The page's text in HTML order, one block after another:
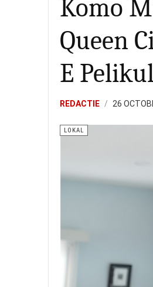
Komo
Queen
E
REDACTIE 26
LOKAL